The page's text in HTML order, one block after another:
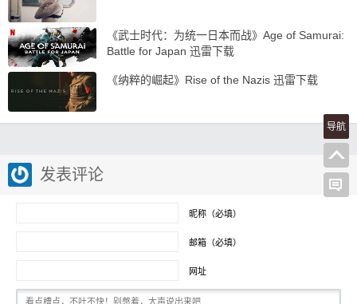
《武士时代：为统一日本而战》Age of Samurai:
Battle for Japan 迅雷下载
《纳粹的崛起》Rise of the Nazis 迅雷下载
发表评论
昵称（必填）
邮箱（必填）
网址
导航